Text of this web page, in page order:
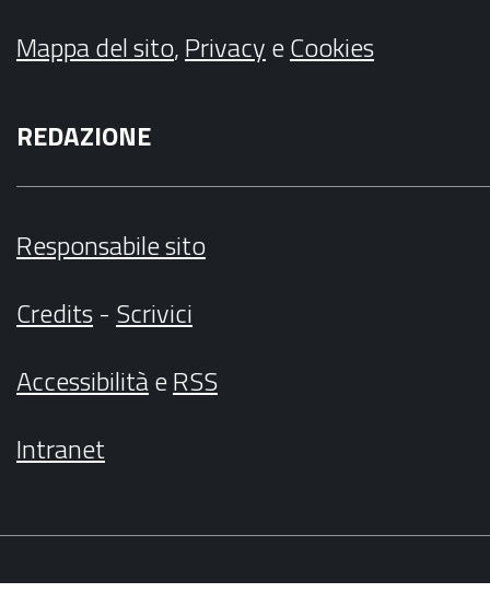
Mappa del sito,PrivacyeCookies
REDAZIONE
Responsabile sito
Credits- Scrivici
AccessibilitàeRSS
Intranet